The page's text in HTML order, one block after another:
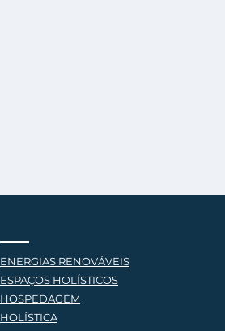
ENERGIAS RENOVÁVEIS
ESPAÇOS HOLÍSTICOS
HOSPEDAGEM
HOLÍSTICA